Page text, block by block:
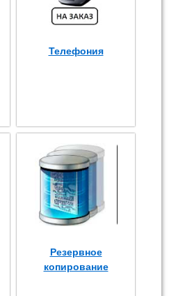
Телефония
Резервное
копирование